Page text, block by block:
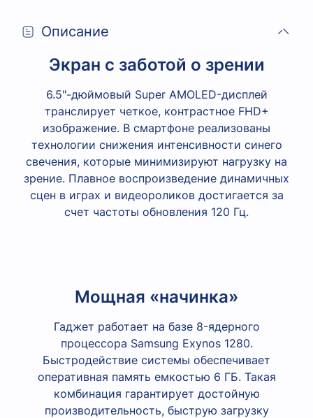
Описание
Экран с заботой о зрении
6.5"-дюймовый Super AMOLED-дисплей
транслирует четкое, контрастное FHD+
изображение. В смартфоне реализованы
технологии снижения интенсивности синего
свечения, которые минимизируют нагрузку на
зрение. Плавное воспроизведение динамичных
сцен в играх и видеороликов достигается за
счет частоты обновления 120 Гц.
Мощная «начинка»
Гаджет работает на базе 8-ядерного
процессора Samsung Exynos 1280.
Быстродействие системы обеспечивает
оперативная память емкостью 6 ГБ. Такая
комбинация гарантирует достойную
производительность, быструю загрузку